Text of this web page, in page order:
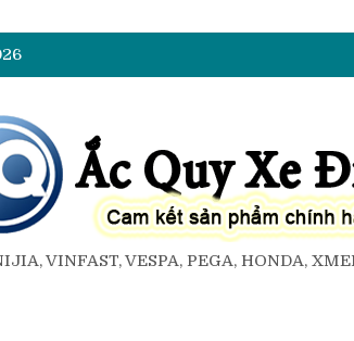
VINFAST, VESPA, PEGA, HONDA,